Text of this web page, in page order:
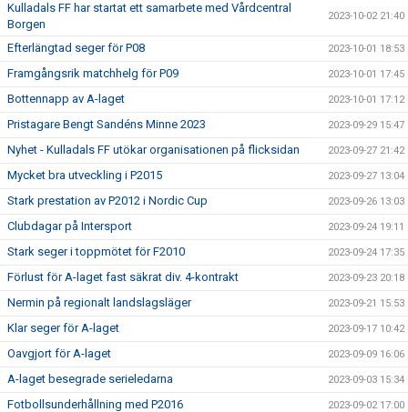
Kulladals FF har startat ett samarbete med Vårdcentral
Borgen
2023-10-02 21:40
Efterlängtad seger för P08 2023-10-01 18:53
Framgångsrik matchhelg för P09 2023-10-01 17:45
Bottennapp av A-laget 2023-10-01 17:12
Pristagare Bengt Sandéns Minne 2023 2023-09-29 15:47
Nyhet - Kulladals FF utökar organisationen på flicksidan 2023-09-27 21:42
Mycket bra utveckling i P2015 2023-09-27 13:04
Stark prestation av P2012 i Nordic Cup 2023-09-26 13:03
Clubdagar på Intersport 2023-09-24 19:11
Stark seger i toppmötet för F2010 2023-09-24 17:35
Förlust för A-laget fast säkrat div. 4-kontrakt 2023-09-23 20:18
Nermin på regionalt landslagsläger 2023-09-21 15:53
Klar seger för A-laget 2023-09-17 10:42
Oavgjort för A-laget 2023-09-09 16:06
A-laget besegrade serieledarna 2023-09-03 15:34
Fotbollsunderhållning med P2016 2023-09-02 17:00